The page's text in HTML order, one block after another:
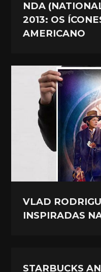
NDA
2013: OS
AMERICANO
VLAD
INSPIRADAS
STARBUCKS